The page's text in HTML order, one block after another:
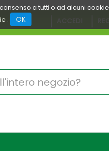
a tutti o ad alcuni cookie
.
OK